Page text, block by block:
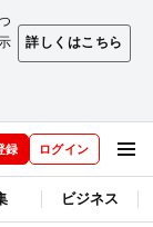
詳しくはこちら
録 ログイン
ビジネス